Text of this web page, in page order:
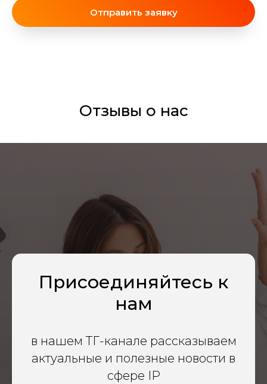
Отправить заявку
Отзывы о нас
Присоединяйтесь к
нам
в нашем ТГ-канале рассказываем
актуальные и полезные новости в
сфере IP